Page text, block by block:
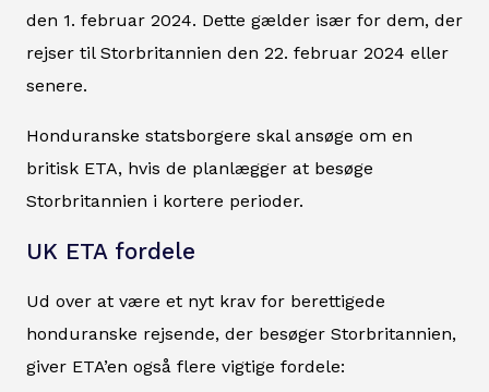
den 1. februar 2024. Dette gælder især for dem, der
rejser til Storbritannien den 22. februar 2024 eller
senere.
Honduranske statsborgere skal ansøge om en
britisk ETA, hvis de planlægger at besøge
Storbritannien i kortere perioder.
UK ETA fordele
Ud over at være et nyt krav for berettigede
honduranske rejsende, der besøger Storbritannien,
giver ETA’en også flere vigtige fordele: